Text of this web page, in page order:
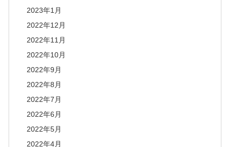
2023年1月
2022年12月
2022年11月
2022年10月
2022年9月
2022年8月
2022年7月
2022年6月
2022年5月
2022年4月